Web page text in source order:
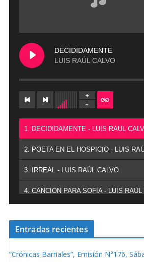
DECIDIDAMENTE
LUIS RAÚL CALVO
1. DECIDIDAMENTE - LUIS RAÚL
3. IRREAL - LUIS RAÚL CALVO
Entradas recientes
“Crónicas Barriales”, Emisión N°176,